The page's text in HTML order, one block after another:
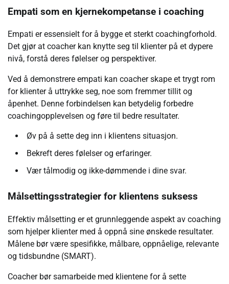
Empati som en kjernekompetanse i coaching
Empati er essensielt for å bygge et sterkt coachingforhold.
Det gjør at coacher kan knytte seg til klienter på et dypere
nivå, forstå deres følelser og perspektiver.
Ved å demonstrere empati kan coacher skape et trygt rom
for klienter å uttrykke seg, noe som fremmer tillit og
åpenhet. Denne forbindelsen kan betydelig forbedre
coachingopplevelsen og føre til bedre resultater.
Øv på å sette deg inn i klientens situasjon.
Bekreft deres følelser og erfaringer.
Vær tålmodig og ikke-dømmende i dine svar.
Målsettingsstrategier for klientens suksess
Effektiv målsetting er et grunnleggende aspekt av coaching
som hjelper klienter med å oppnå sine ønskede resultater.
Målene bør være spesifikke, målbare, oppnåelige, relevante
og tidsbundne (SMART).
Coacher bør samarbeide med klientene for å sette